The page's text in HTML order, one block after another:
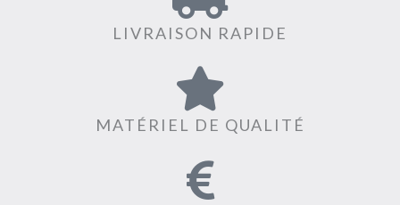
LIVRAISON RAPIDE
MATÉRIEL DE QUALITÉ